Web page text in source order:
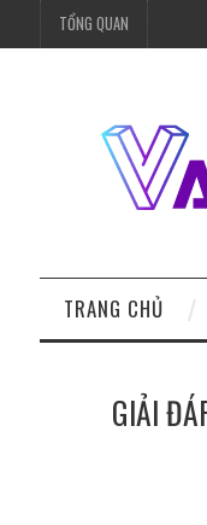
TỔNG QUAN
TRANG CHỦ
GIẢI